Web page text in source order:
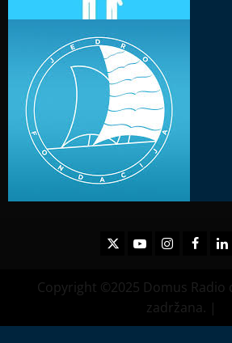
TwitterYoutubeInstagram
Copyright ©2025 Domus Radio
zadržana. |